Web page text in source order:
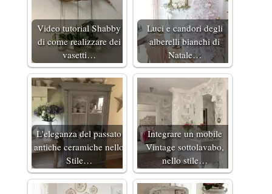
Video tutorial Shabby
di come realizzare dei
vasetti…
Luci e candori degli
alberelli bianchi di
Natale…
L'eleganza del passato
antiche ceramiche nello
Stile…
Integrare un mobile
Vintage sottolavabo,
nello stile…